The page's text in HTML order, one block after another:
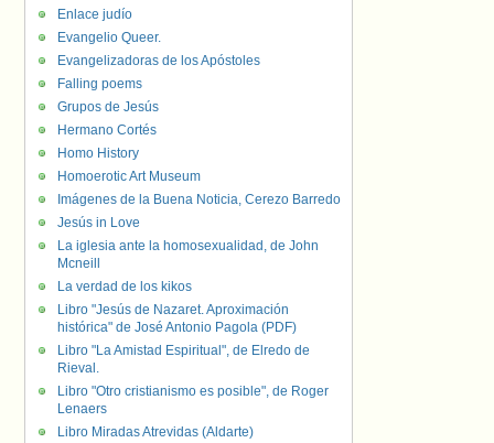
Enlace judío
Evangelio Queer.
Evangelizadoras de los Apóstoles
Falling poems
Grupos de Jesús
Hermano Cortés
Homo History
Homoerotic Art Museum
Imágenes de la Buena Noticia, Cerezo Barredo
Jesús in Love
La iglesia ante la homosexualidad, de John
Mcneill
La verdad de los kikos
Libro "Jesús de Nazaret. Aproximación
histórica" de José Antonio Pagola (PDF)
Libro "La Amistad Espiritual", de Elredo de
Rieval.
Libro "Otro cristianismo es posible", de Roger
Lenaers
Libro Miradas Atrevidas (Aldarte)